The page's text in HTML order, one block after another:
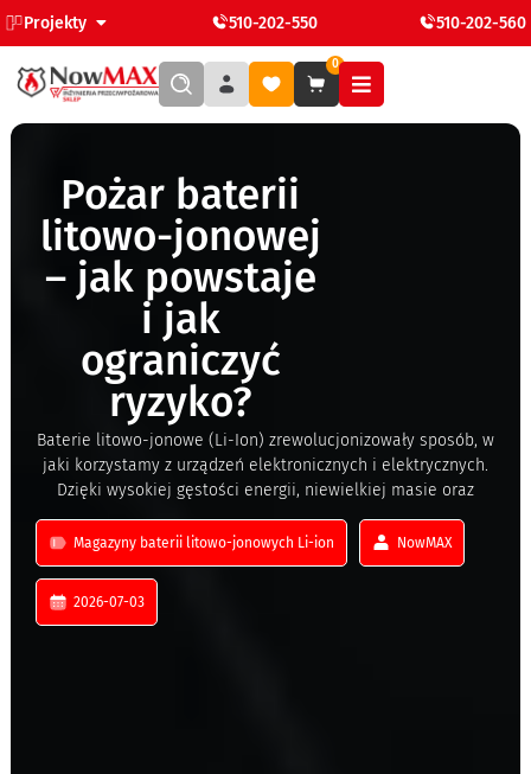
Projekty 510-202-550 510-202-560
0
Pożar baterii
litowo-jonowej
– jak powstaje
i jak
ograniczyć
ryzyko?
Baterie litowo-jonowe (Li-Ion) zrewolucjonizowały sposób, w
jaki korzystamy z urządzeń elektronicznych i elektrycznych.
Dzięki wysokiej gęstości energii, niewielkiej masie oraz
Magazyny baterii litowo-jonowych Li-ion NowMAX
2026-07-03